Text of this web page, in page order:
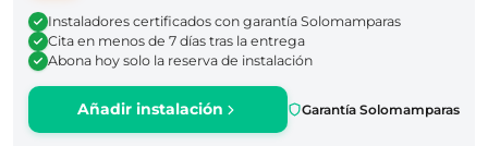
Instaladores certificados con garantía Solomamparas
Cita en menos de 7 días tras la entrega
Abona hoy solo la reserva de instalación
Añadir instalación Garantía Solomamparas